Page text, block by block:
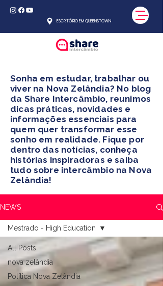
ESCRITÓRIO EM QUEENSTOWN
Sonha em estudar, trabalhar ou
viver na Nova Zelândia? No blog
da Share Intercâmbio, reunimos
dicas práticas, novidades e
informações essenciais para
quem quer transformar esse
sonho em realidade. Fique por
dentro das notícias, conheça
histórias inspiradoras e saiba
tudo sobre intercâmbio na Nova
Zelândia!
NEWS
All Posts
nova zelândia
Política Nova Zelândia
Mestrado - High Education